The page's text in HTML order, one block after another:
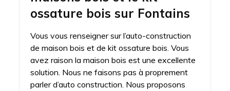
ossature bois sur Fontains
Vous vous renseigner sur l’auto-construction
de maison bois et de kit ossature bois. Vous
avez raison la maison bois est une excellente
solution. Nous ne faisons pas à proprement
parler d’auto construction. Nous proposons